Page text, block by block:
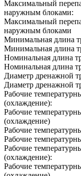
Максимальный
наружным блоками:
Максимальный
наружным блоками
Минимальная длина
Минимальная длина
Номинальная длина
Номинальная длина
Диаметр дренажной
Диаметр дренажной
Рабочие
(охлаждение):
Рабочие
(охлаждение)
Рабочие
Рабочие
Рабочие
(охлаждение):
Рабочие